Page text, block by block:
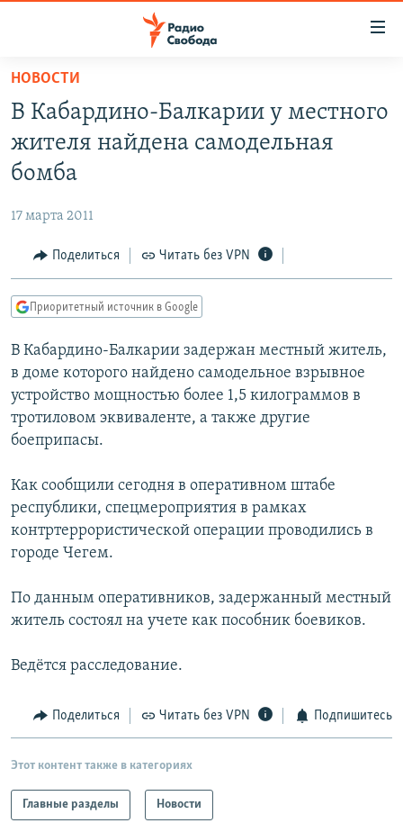
упрощенного
доступа
основному
Вернутся
Вернутся
поиску
ПРОГРАММЫ
ПОДКАСТЫ
АВТОРСКИЕ ПРОЕКТЫ
МНЕНИЯ
КУЛЬТУРА
КАВКАЗ.РЕАЛИИ
СЕВЕР.РЕАЛИИ
СИБИРЬ.РЕАЛИИ
РАСПИСАНИЕ ВЕЩАНИЯ
ПОДПИШИТЕСЬ НА РАССЫЛКУ
СОЦИАЛЬНЫЕ СЕТИ
Все сайты РСЕ/РС
НОВОСТИ
В Кабардино-Балкарии у местного
жителя найдена самодельная
бомба
17 марта 2011
Поделиться Читать без VPN
Приоритетный источник в Google
В Кабардино-Балкарии задержан местный житель,
в доме которого найдено самодельное взрывное
устройство мощностью более 1,5 килограммов в
тротиловом эквиваленте, а также другие
боеприпасы.
Как сообщили сегодня в оперативном штабе
республики, спецмероприятия в рамках
контртеррористической операции проводились в
городе Чегем.
По данным оперативников, задержанный местный
житель состоял на учете как пособник боевиков.
Ведётся расследование.
Поделиться Читать без VPN Подпишитесь
Этот контент также в категориях
Главные разделы Новости